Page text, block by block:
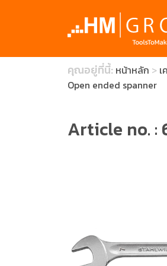
คุณอยู่ที่นี้: หน้าหลัก
Open ended spanner
Article no. :